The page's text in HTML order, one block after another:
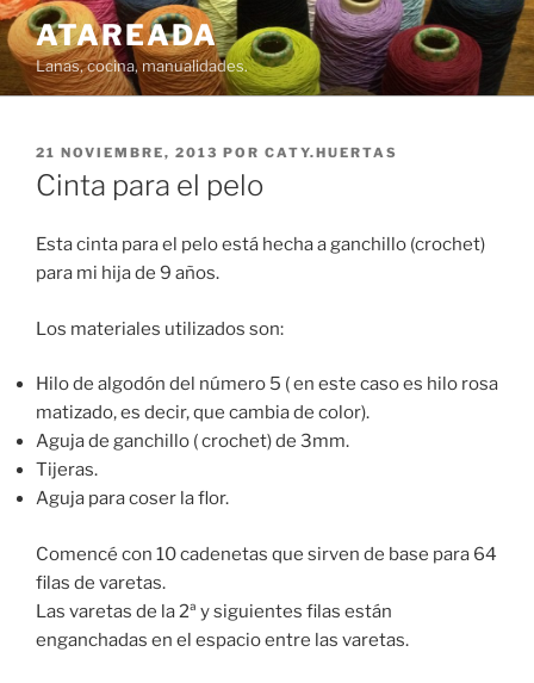
Saltar
al
contenido
ATAREADA
Lanas, cocina, manualidades.
PUBLICADO
EL
21 NOVIEMBRE, 2013 POR CATY.HUERTAS
Cinta para el pelo
Esta cinta para el pelo está hecha a ganchillo (crochet)
para mi hija de 9 años.
Los materiales utilizados son:
Hilo de algodón del número 5 ( en este caso es hilo rosa
matizado, es decir, que cambia de color).
Aguja de ganchillo ( crochet) de 3mm.
Tijeras.
Aguja para coser la flor.
Comencé con 10 cadenetas que sirven de base para 64
filas de varetas.
Las varetas de la 2ª y siguientes filas están
enganchadas en el espacio entre las varetas.